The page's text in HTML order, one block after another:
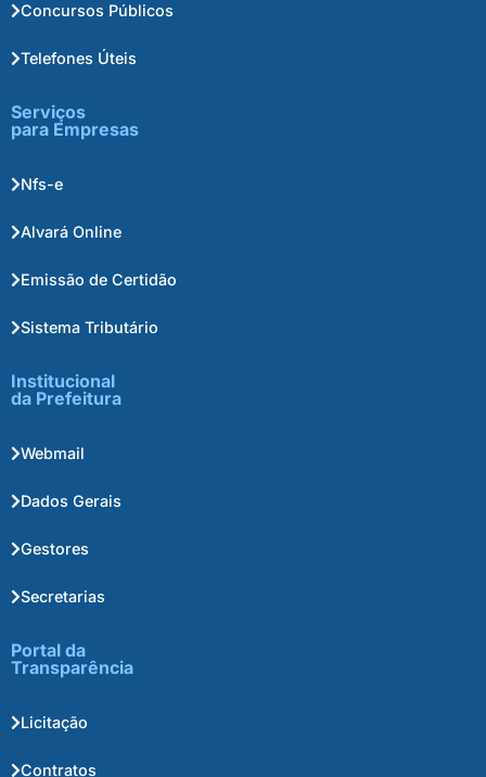
Concursos Públicos
Telefones Úteis
Serviços
para Empresas
Nfs-e
Alvará Online
Emissão de Certidão
Sistema Tributário
Institucional
da Prefeitura
Webmail
Dados Gerais
Gestores
Secretarias
Portal da
Transparência
Licitação
Contratos